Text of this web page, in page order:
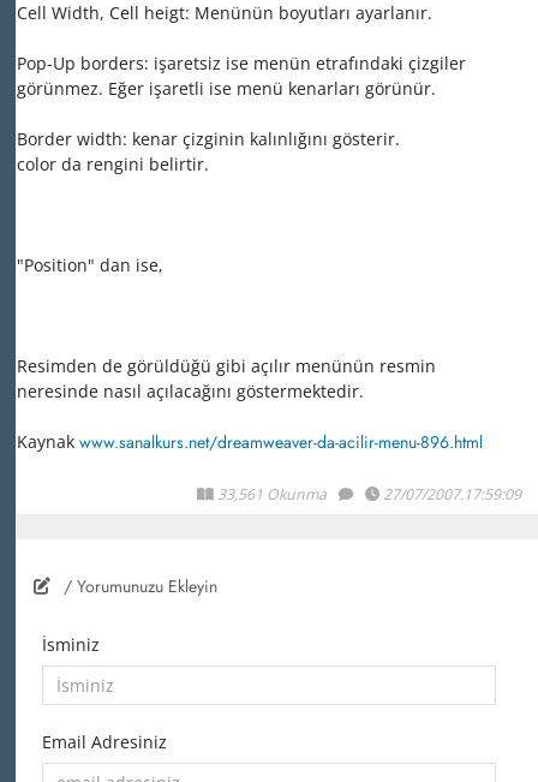
Cell Width, Cell heigt: Menünün boyutları ayarlanır.
Pop-Up borders: işaretsiz ise menün etrafındaki çizgiler
görünmez. Eğer işaretli ise menü kenarları görünür.
Border width: kenar çizginin kalınlığını gösterir.
color da rengini belirtir.
"Position" dan ise,
Resimden de görüldüğü gibi açılır menünün resmin
neresinde nasıl açılacağını göstermektedir.
Kaynak www.sanalkurs.net/dreamweaver-da-acilir-menu-896.html
33,561 Okunma 27/07/2007.17:59:09
/ Yorumunuzu Ekleyin
İsminiz
Email Adresiniz